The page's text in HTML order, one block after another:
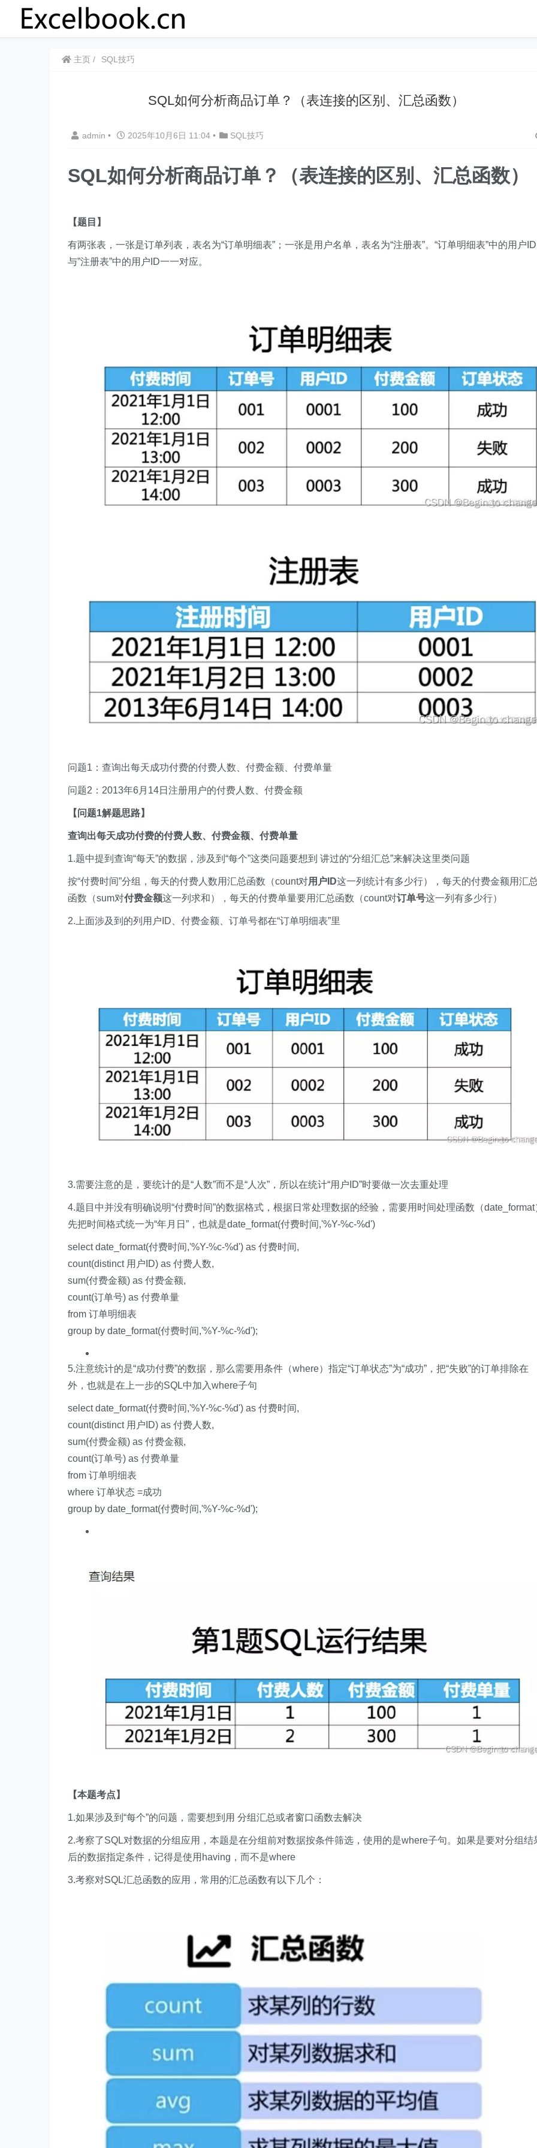
主页 SQL技巧
​​SQL如何分析商品订单？（表连接的区别、汇总函数）
admin • 2025年10月6日 11:04 • SQL技巧
​​SQL如何分析商品订单？（表连接的区别、汇总函数）
【题目】
有两张表，一张是订单列表，表名为“订单明细表”；一张是用户名单，表名为“注册表”。“订单明细表”中的用户ID
与”注册表”中的用户ID一一对应。
问题1：查询出每天成功付费的付费人数、付费金额、付费单量
问题2：2013年6月14日注册用户的付费人数、付费金额
【问题1解题思路】
查询出每天成功付费的付费人数、付费金额、付费单量
1.题中提到查询“每天”的数据，涉及到“每个”这类问题要想到​ 讲过的“分组汇总”来解决这里类问题
按“付费时间”分组，每天的付费人数用汇总函数（count对用户ID这一列统计有多少行），每天的付费金额用汇
函数（sum对付费金额这一列求和），每天的付费单量要用汇总函数（count对订单号这一列有多少行）
2.上面涉及到的列用户ID、付费金额、订单号都在“订单明细表”里
3.需要注意的是，要统计的是“人数”而不是“人次”，所以在统计“用户ID”时要做一次去重处理
4.题目中并没有明确说明“付费时间”的数据格式，根据日常处理数据的经验，需要用时间处理函数（date_format
先把时间格式统一为“年月日”，也就是date_format(付费时间,'%Y-%c-%d')
select date_format(付费时间,'%Y-%c-%d') as 付费时间,
count(distinct 用户ID) as 付费人数,
sum(付费金额) as 付费金额,
count(订单号) as 付费单量
from 订单明细表
group by date_format(付费时间,'%Y-%c-%d');
5.注意统计的是“成功付费”的数据，那么需要用条件（where）指定“订单状态”为“成功”，把“失败”的订单排除在
外，也就是在上一步的SQL中加入where子句
select date_format(付费时间,'%Y-%c-%d') as 付费时间,
count(distinct 用户ID) as 付费人数,
sum(付费金额) as 付费金额,
count(订单号) as 付费单量
from 订单明细表
where 订单状态 =成功
group by date_format(付费时间,'%Y-%c-%d');
【本题考点】
1.如果涉及到“每个”的问题，需要想到用​ ​分组汇总或者窗口函数​​去解决
2.考察了SQL对数据的分组应用，本题是在分组前对数据按条件筛选，使用的是where子句。如果是要对分组结
后的数据指定条件，记得是使用having，而不是where
3.考察对SQL汇总函数的应用，常用的汇总函数有以下几个：